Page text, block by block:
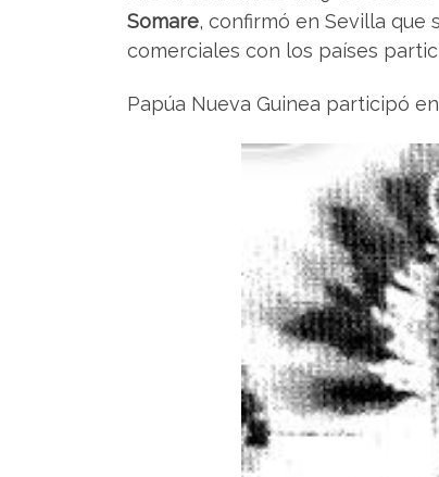
Somare, confirmó en Sevilla que
comerciales con los países
Papúa Nueva Guinea participó